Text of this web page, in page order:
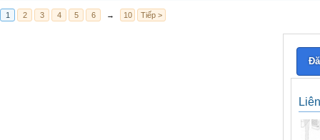
1 2 3 4 5 6 → 10 Tiếp >